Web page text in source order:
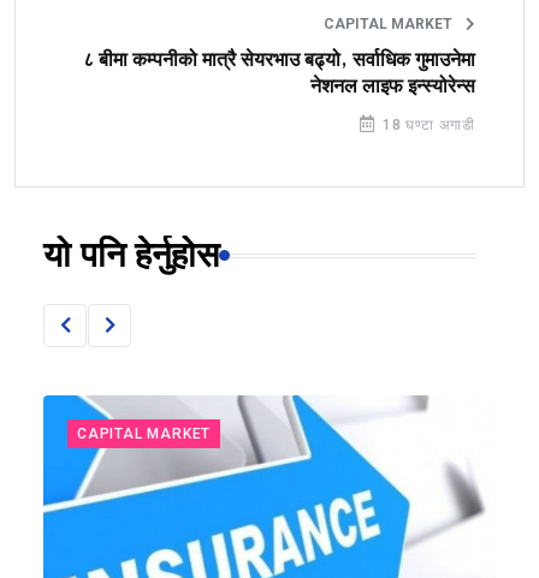
CAPITAL MARKET
८ बीमा कम्पनीको मात्रै सेयरभाउ बढ्यो, सर्वाधिक गुमाउनेमा
नेशनल लाइफ इन्स्योरेन्स
18 घण्टा अगाडी
यो पनि हेर्नुहोस
CAPITAL MARKET